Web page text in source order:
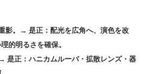
影。→ 是正：配光を広角へ、演色を改
的明るさを確保。
是正：ハニカムルーバ・拡散レンズ・器